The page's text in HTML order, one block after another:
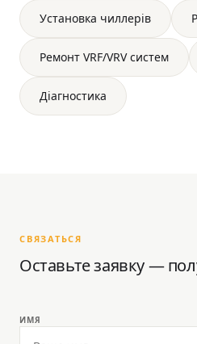
Установка чиллерів
Ремонт VRF/VRV систем
Діагностика
СВЯЗАТЬСЯ
Оставьте заявку —
ИМЯ